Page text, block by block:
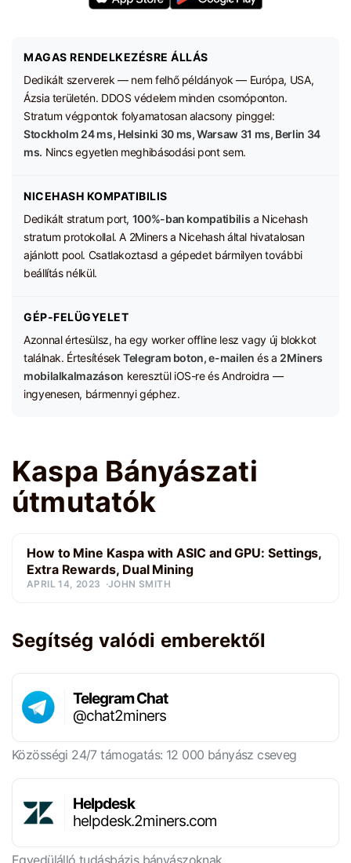
MAGAS RENDELKEZÉSRE ÁLLÁS
Dedikált szerverek — nem felhő példányok — Európa, USA,
Ázsia területén. DDOS védelem minden csomóponton.
Stratum végpontok folyamatosan alacsony pinggel:
Stockholm 24 ms, Helsinki 30 ms, Warsaw 31 ms, Berlin 34
ms. Nincs egyetlen meghibásodási pont sem.
NICEHASH KOMPATIBILIS
Dedikált stratum port, 100%-ban kompatibilis a Nicehash
stratum protokollal. A 2Miners a Nicehash által hivatalosan
ajánlott pool. Csatlakoztasd a gépedet bármilyen további
beállítás nélkül.
GÉP-FELÜGYELET
Azonnal értesülsz, ha egy worker offline lesz vagy új blokkot
találnak. ÉrtesítésekTelegram boton, e-mailen és a 2Miners
mobilalkalmazáson keresztül iOS-re és Androidra —
ingyenesen, bármennyi géphez.
Kaspa Bányászati
útmutatók
How to Mine Kaspa with ASIC and GPU: Settings,
Extra Rewards, Dual Mining
APRIL 14, 2023 JOHN SMITH
Segítség valódi emberektől
Telegram Chat
@chat2miners
Közösségi 24/7 támogatás: 12 000 bányász cseveg
Helpdesk
helpdesk.2miners.com
Egyedülálló tudásbázis bányászoknak